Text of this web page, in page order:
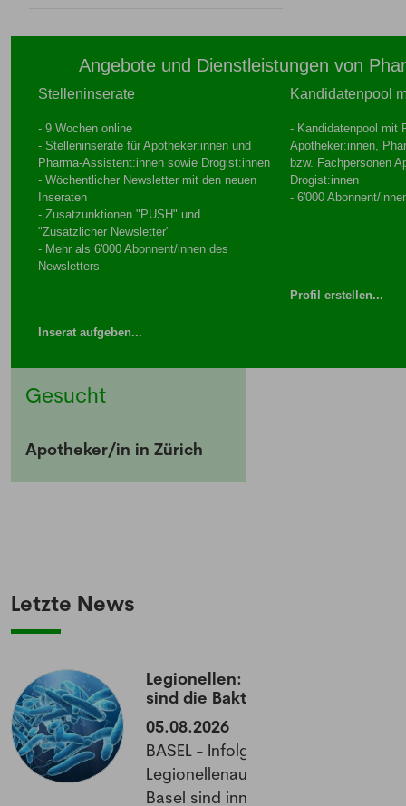
Angebote und Dienstleistungen von
Stelleninserate
- 9 Wochen online
- Stelleninserate für Apotheker:innen und
Pharma-Assistent:innen sowie Drogist:innen
- Wöchentlicher Newsletter mit den neuen
Inseraten
- Zusatzunktionen "PUSH" und
"Zusätzlicher Newsletter"
- Mehr als 6'000 Abonnent/innen des
Newsletters
Inserat aufgeben...
Kandidatenpool
- Kandidatenpool mit
Apotheker:innen,
bzw. Fachpersonen
Drogist:innen
- 6'000 Abonnent/
Profil erstellen...
Gesucht
Apotheker/in in Zürich
Letzte News
Legionellen: Wie gefährlich
sind die Bakterien wirklich?
05.08.2026
BASEL - Infolge eines
Legionellenausbruchs im Raum
Basel sind innert zwei Wochen 26
NEWSLETTER